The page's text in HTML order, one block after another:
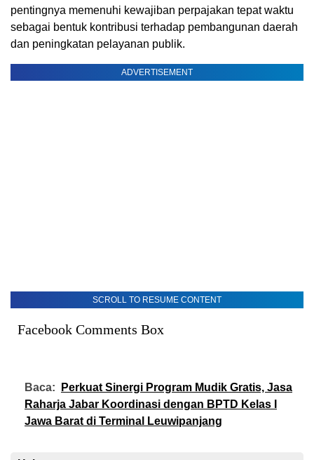
pentingnya memenuhi kewajiban perpajakan tepat waktu
sebagai bentuk kontribusi terhadap pembangunan daerah
dan peningkatan pelayanan publik.
ADVERTISEMENT
SCROLL TO RESUME CONTENT
Facebook Comments Box
Baca:
Perkuat Sinergi Program Mudik Gratis, Jasa
Raharja Jabar Koordinasi dengan BPTD Kelas I
Jawa Barat di Terminal Leuwipanjang